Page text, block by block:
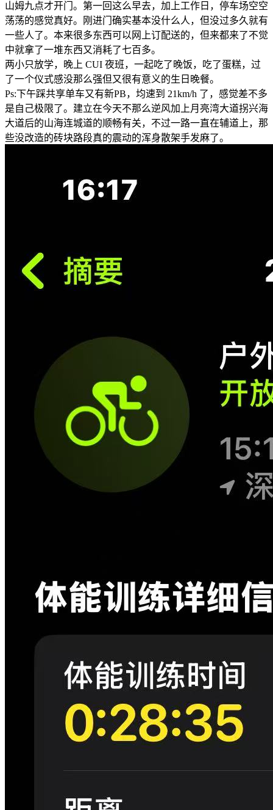
山姆九点才开门。第一回这么早去，加上工作日，停车场空空
荡荡的感觉真好。刚进门确实基本没什么人，但没过多久就有
一些人了。本来很多东西可以网上订配送的，但来都来了不觉
中就拿了一堆东西又消耗了七百多。
两小只放学，晚上 CUI 夜班，一起吃了晚饭，吃了蛋糕，过
了一个仪式感没那么强但又很有意义的生日晚餐。
Ps:下午踩共享单车又有新PB，均速到 21km/h 了，感觉差不多
是自己极限了。建立在今天不那么逆风加上月亮湾大道拐兴海
大道后的山海连城道的顺畅有关，不过一路一直在辅道上，那
些没改造的砖块路段真的震动的浑身散架手发麻了。